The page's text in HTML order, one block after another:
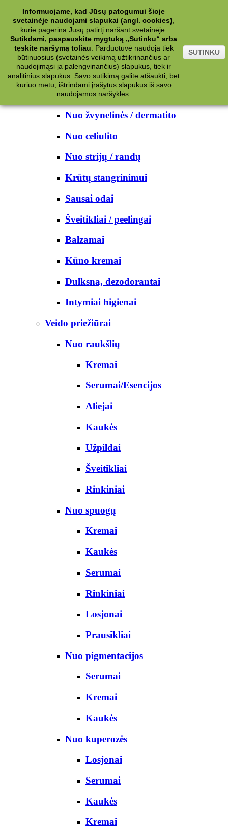
Kategorijos
Kosmetika
Kūno priežiūrai
Nuo prakaito
Kūno prausikliai
Nuo žvynelinės / dermatito
Nuo celiulito
Nuo strijų / randų
Krūtų stangrinimui
Sausai odai
Šveitikliai / peelingai
Balzamai
Kūno kremai
Dulksna, dezodorantai
Intymiai higienai
Veido priežiūrai
Nuo raukšlių
Kremai
Serumai/Esencijos
Aliejai
Kaukės
Užpildai
Šveitikliai
Rinkiniai
Nuo spuogų
Kremai
Kaukės
Serumai
Rinkiniai
Losjonai
Prausikliai
Nuo pigmentacijos
Serumai
Kremai
Kaukės
Nuo kuperozės
Losjonai
Serumai
Kaukės
Kremai
Informuojame, kad Jūsų patogumui šioje
svetainėje naudojami slapukai (angl. cookies)
kurie pagerina Jūsų patirtį naršant svetainėje.
Sutikdami, paspauskite mygtuką „Sutinku“ arba
tęskite naršymą toliau
Parduotuvė naudoja tiek
būtinuosius (svetainės veikimą užtikrinančius ar
naudojimąsi ja palengvinančius) slapukus, tiek ir
analitinius slapukus. Savo sutikimą galite atšaukti, bet
kuriuo metu, ištrindami įrašytus slapukus iš savo
naudojamos naršyklės.
SUTINKU